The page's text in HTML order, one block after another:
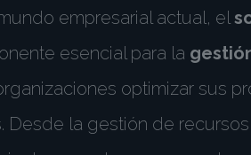
empresarial actual, el
esencial para la
optimizar sus
Desde la gestión de